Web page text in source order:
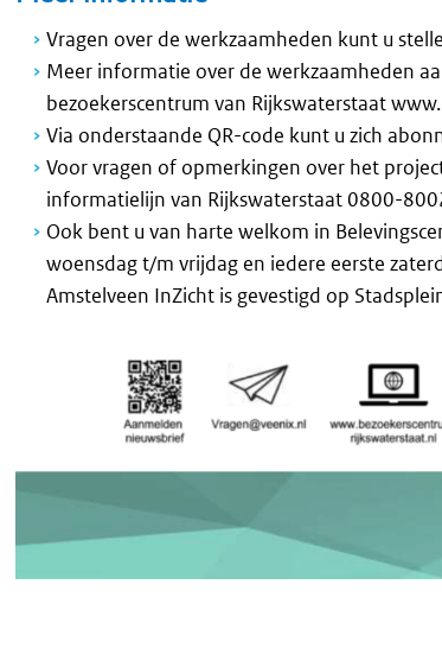
Vragen over de werkzaamheden kunt u
Meer informatie over de werkzaamheden
bezoekerscentrum van Rijkswaterstaat
Via onderstaande QR-code kunt u zich
Voor vragen of opmerkingen over het
informatielijn van Rijkswaterstaat 0800-
Ook bent u van harte welkom in
woensdag t/m vrijdag en iedere eerste
Amstelveen InZicht is gevestigd op